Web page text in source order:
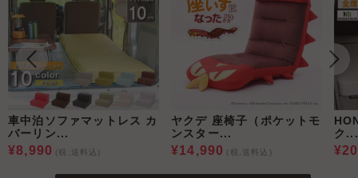
車中泊ソファマットレス カ
バーリン...
¥8,990 (税,送料込)
ヤクデ 座椅子（ポケットモ
ンスター...
¥14,990 (税,送料込)
ク...